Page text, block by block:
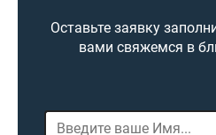
Оставьте заявку
вами свяжемся в